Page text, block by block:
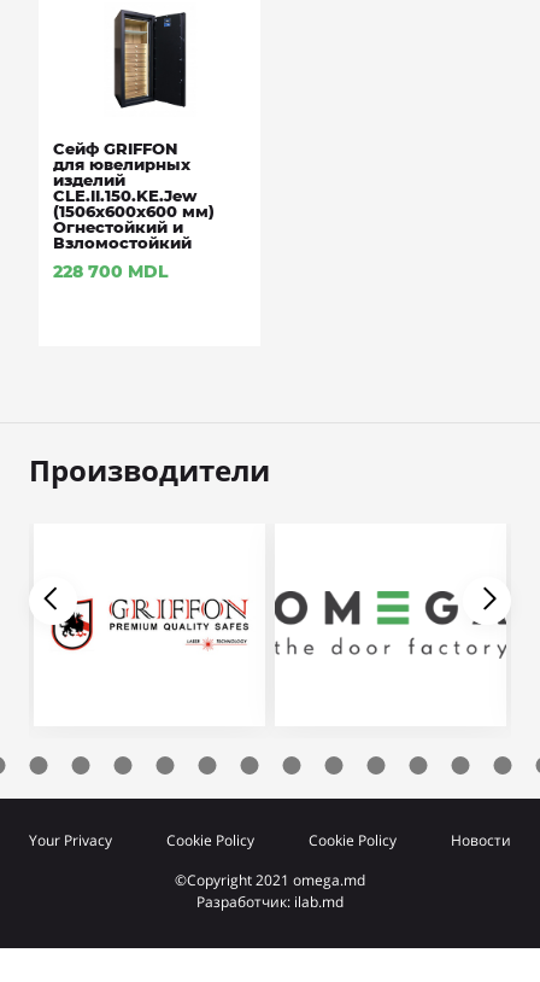
Сейф GRIFFON
для ювелирных
изделий
CLE.II.150.KЕ.Jew
(1506х600х600 мм)
Огнестойкий и
Взломостойкий
228 700 MDL
Производители
Your Privacy Cookie Policy Cookie Policy Новости
©Copyright 2021 omega.md
Разработчик: ilab.md